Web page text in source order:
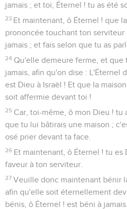
jamais ; et toi, Éternel ! tu as été
23 Et maintenant, ô Éternel ! que
prononcée touchant ton serviteur
jamais ; et fais selon que tu as
24 Qu'elle demeure ferme, et que
jamais, afin qu'on dise : L'Éternel
est Dieu à Israël ! Et que la
soit affermie devant toi !
25 Car, toi-même, ô mon Dieu ! tu
que tu lui bâtirais une maison ;
osé prier devant ta face.
26 Et maintenant, ô Éternel ! tu
faveur à ton serviteur.
27 Veuille donc maintenant bénir
afin qu'elle soit éternellement
bénis, ô Éternel ! est béni à jamais.